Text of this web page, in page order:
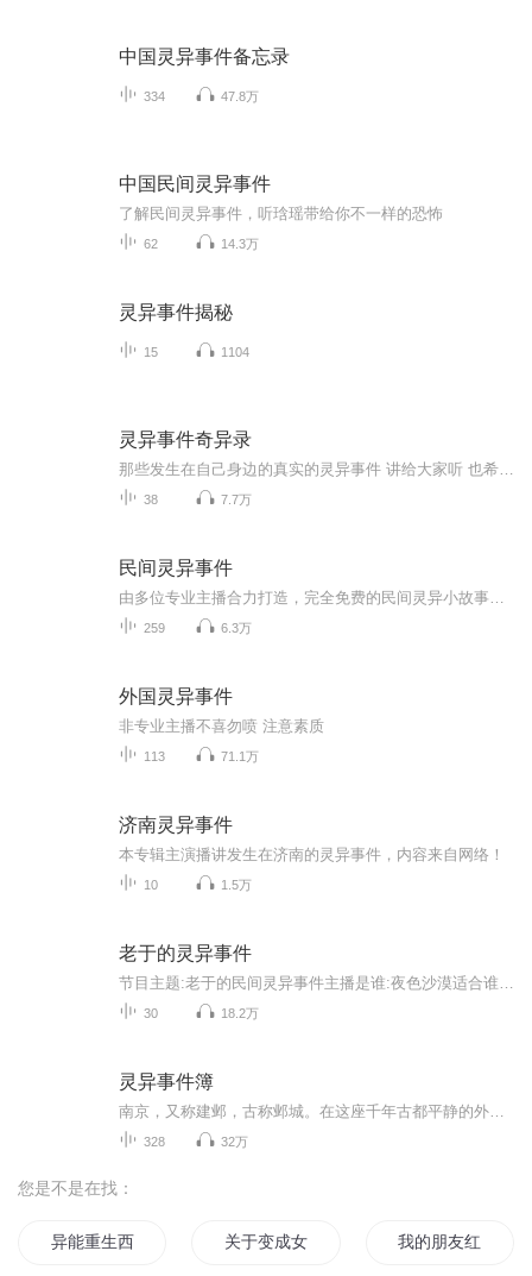
中国灵异事件备忘录
334 47.8万
中国民间灵异事件
了解民间灵异事件，听琀瑶带给你不一样的恐怖
62 14.3万
灵异事件揭秘
15 1104
灵异事件奇异录
38 7.7万
民间灵异事件
259 6.3万
外国灵异事件
非专业主播不喜勿喷 注意素质
113 71.1万
济南灵异事件
本专辑主演播讲发生在济南的灵异事件，内容来自网络！
10 1.5万
老于的灵异事件
30 18.2万
灵异事件簿
328 32万
您是不是在找：
异能重生西门庆 关于变成女孩子这件小事我的朋友红衣女孩